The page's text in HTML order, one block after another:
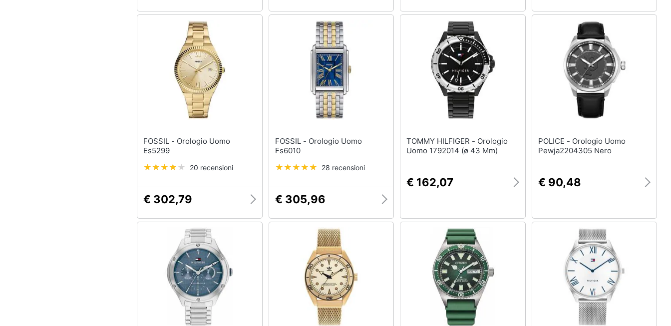
FOSSIL - Orologio Uomo
Es5299
20 recensioni
€ 302,79
FOSSIL - Orologio Uomo
Fs6010
28 recensioni
€ 305,96
TOMMY HILFIGER - Orologio
Uomo 1792014 (ø 43 Mm)
€ 162,07
POLICE - Orologio Uomo
Pewja2204305 Nero
€ 90,48